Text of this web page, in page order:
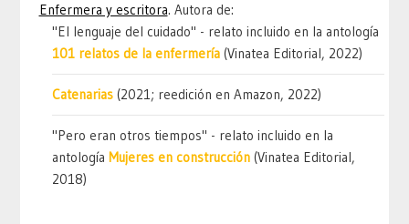
Enfermera y escritora. Autora de:
"El lenguaje del cuidado" - relato incluido en la antología
101 relatos de la enfermería (Vinatea Editorial, 2022)
Catenarias (2021; reedición en Amazon, 2022)
"Pero eran otros tiempos" - relato incluido en la
antología Mujeres en construcción (Vinatea Editorial,
2018)